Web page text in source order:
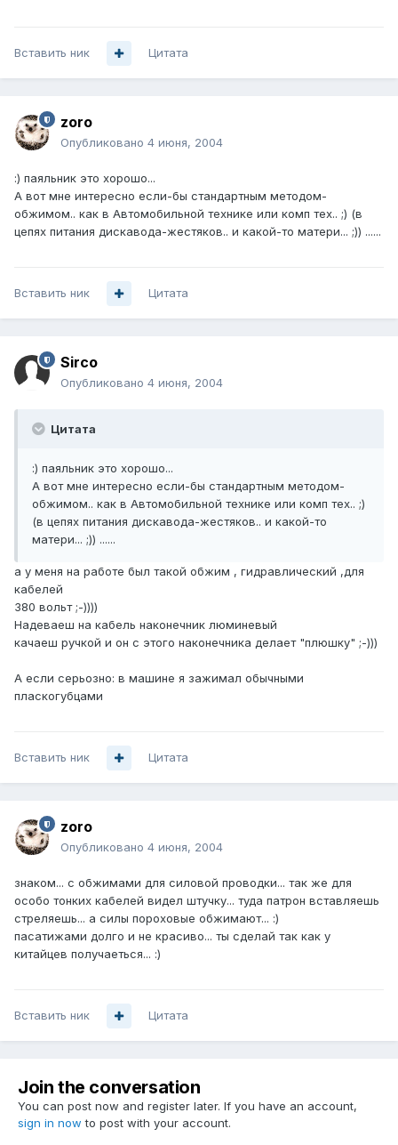
Вставить ник Цитата
zoro
Опубликовано 4 июня, 2004
:) паяльник это хорошо...
А вот мне интересно если-бы стандартным методом-
обжимом.. как в Автомобильной технике или комп тех.. ;) (в
цепях питания дискавода-жестяков.. и какой-то матери... ;)) ......
Вставить ник Цитата
Sirco
Опубликовано 4 июня, 2004
Цитата
:) паяльник это хорошо...
А вот мне интересно если-бы стандартным методом-
обжимом.. как в Автомобильной технике или комп тех.. ;)
(в цепях питания дискавода-жестяков.. и какой-то
матери... ;)) ......
а у меня на работе был такой обжим , гидравлический ,для
кабелей
380 вольт ;-))))
Надеваеш на кабель наконечник люминевый
качаеш ручкой и он с этого наконечника делает "плюшку" ;-)))
А если серьозно: в машине я зажимал обычными
пласкогубцами
Вставить ник Цитата
zoro
Опубликовано 4 июня, 2004
знаком... с обжимами для силовой проводки... так же для
особо тонких кабелей видел штучку... туда патрон вставляешь
стреляешь... а силы пороховые обжимают... :)
пасатижами долго и не красиво... ты сделай так как у
китайцев получаеться... :)
Вставить ник Цитата
Join the conversation
You can post now and register later. If you have an account,
sign in now to post with your account.